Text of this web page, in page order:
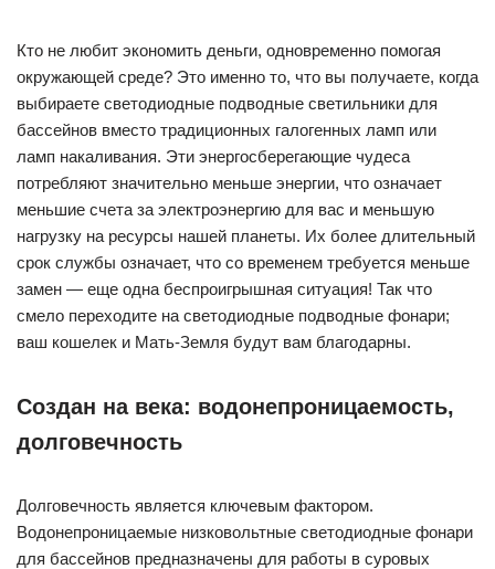
Кто не любит экономить деньги, одновременно помогая
окружающей среде? Это именно то, что вы получаете, когда
выбираете светодиодные подводные светильники для
бассейнов вместо традиционных галогенных ламп или
ламп накаливания. Эти энергосберегающие чудеса
потребляют значительно меньше энергии, что означает
меньшие счета за электроэнергию для вас и меньшую
нагрузку на ресурсы нашей планеты. Их более длительный
срок службы означает, что со временем требуется меньше
замен — еще одна беспроигрышная ситуация! Так что
смело переходите на светодиодные подводные фонари;
ваш кошелек и Мать-Земля будут вам благодарны.
Создан на века: водонепроницаемость,
долговечность
Долговечность является ключевым фактором.
Водонепроницаемые низковольтные светодиодные фонари
для бассейнов предназначены для работы в суровых